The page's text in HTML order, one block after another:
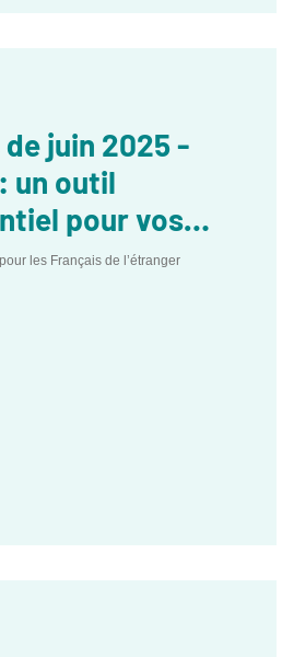
juin 2025 -
un outil
pour vos
les Français de l’étranger